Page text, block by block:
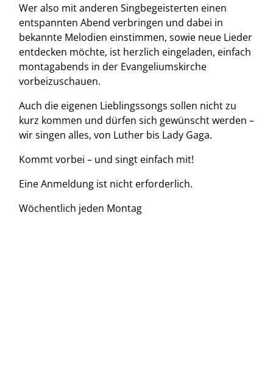
Wer also mit anderen Singbegeisterten einen
entspannten Abend verbringen und dabei in
bekannte Melodien einstimmen, sowie neue Lieder
entdecken möchte, ist herzlich eingeladen, einfach
montagabends in der Evangeliumskirche
vorbeizuschauen.
Auch die eigenen Lieblingssongs sollen nicht zu
kurz kommen und dürfen sich gewünscht werden –
wir singen alles, von Luther bis Lady Gaga.
Kommt vorbei – und singt einfach mit!
Eine Anmeldung ist nicht erforderlich.
Wöchentlich jeden Montag